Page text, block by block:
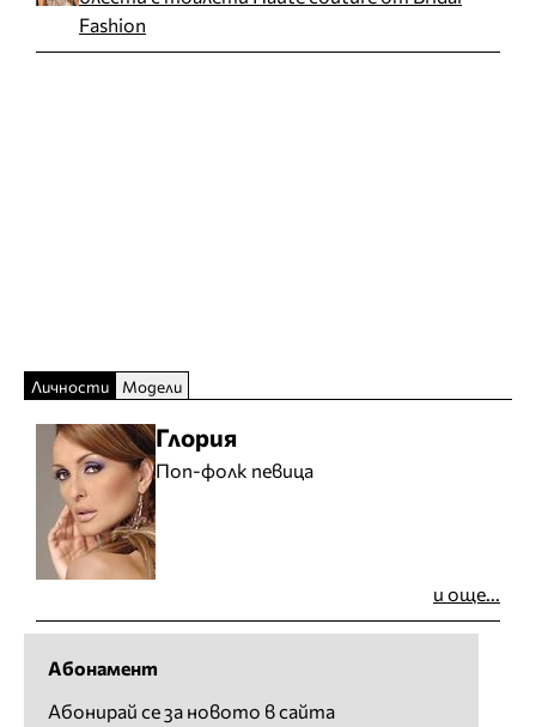
Fashion
Личности Модели
Глория
Поп-фолк певица
и още...
Абонамент
Абонирай се за новото в сайта